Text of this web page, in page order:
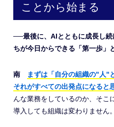
ことから始まる
──最後に、AIとともに成長し
ちが今日からできる「第一歩」
南
まずは「自分の組織の"人"
それがすべての出発点になると
んな業務をしているのか、そこ
導入しても組織は変わりません。